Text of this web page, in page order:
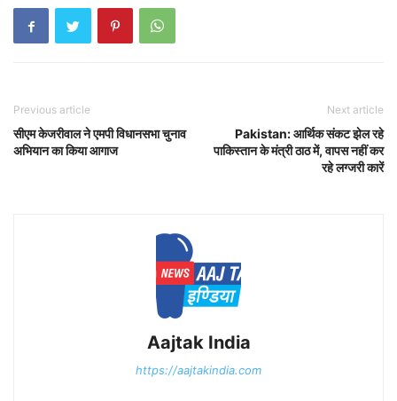
Previous article
सीएम केजरीवाल ने एमपी विधानसभा चुनाव
अभियान का किया आगाज
Next article
Pakistan: आर्थिक संकट झेल रहे
पाकिस्तान के मंत्री ठाठ में, वापस नहीं कर
रहे लग्जरी कारें
Aajtak India
https://aajtakindia.com